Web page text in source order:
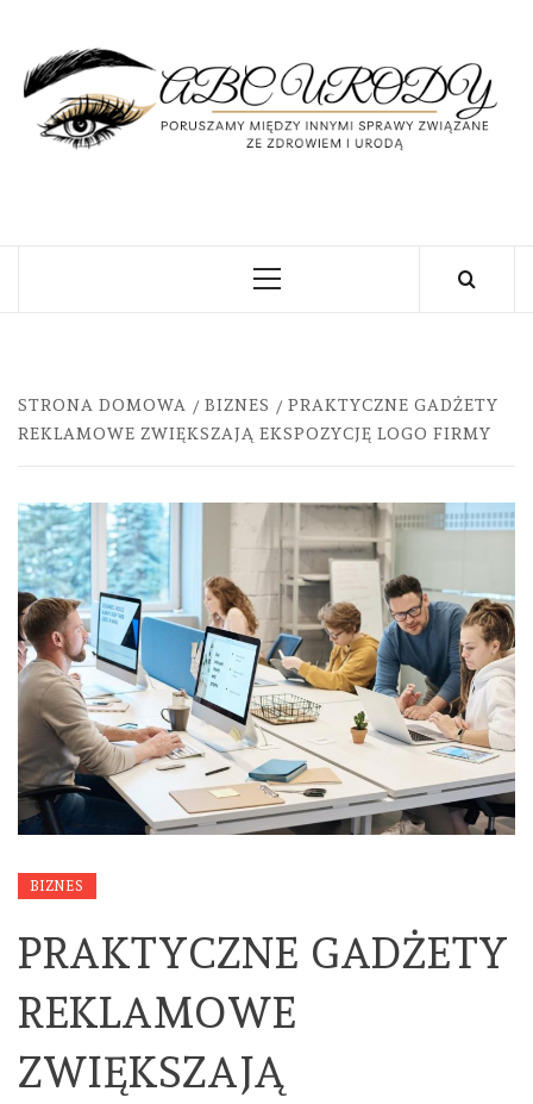
content
Primary
STRONA DOMOWA BIZNES
PRAKTYCZNE GADŻETY
REKLAMOWE ZWIĘKSZAJĄ EKSPOZYCJĘ LOGO FIRMY
BIZNES
PRAKTYCZNE GADŻETY
REKLAMOWE
ZWIĘKSZAJĄ